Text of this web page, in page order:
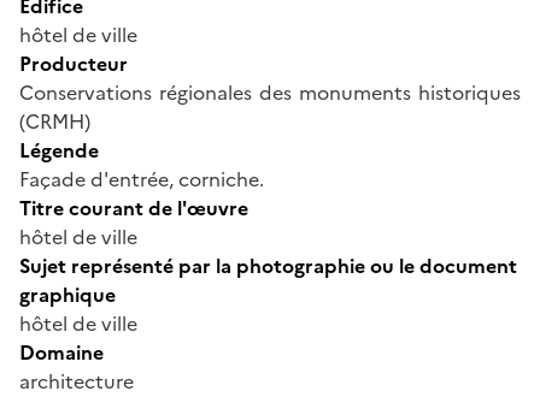
hôtel de ville
Producteur
Conservations régionales des monuments historiques
(CRMH)
Légende
Façade d'entrée, corniche.
Titre courant de l'œuvre
hôtel de ville
Sujet représenté par la photographie ou le document
graphique
hôtel de ville
Domaine
architecture